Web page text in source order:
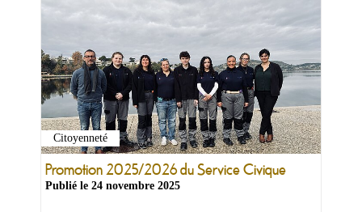
Citoyenneté
Promotion 2025/2026 du Service Civique
Publié le 24 novembre 2025